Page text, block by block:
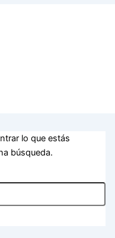
lo que estás
búsqueda.